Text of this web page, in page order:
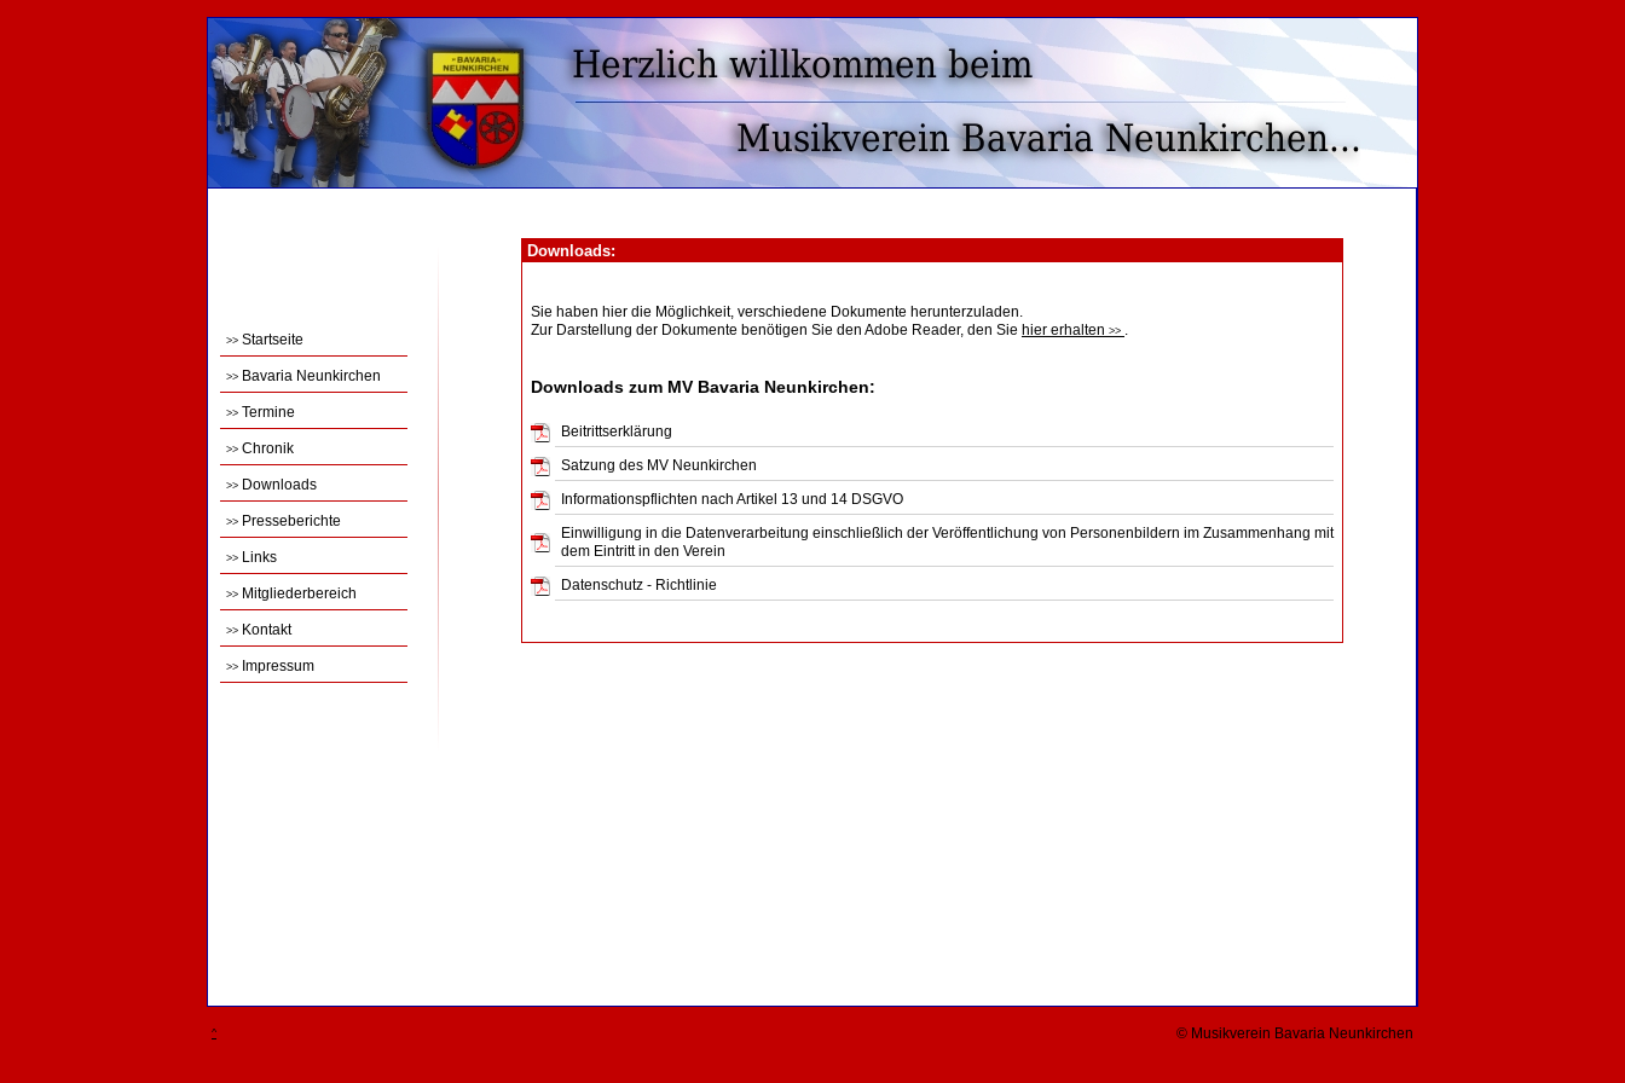
>> Startseite
>> Bavaria Neunkirchen
>> Termine
>> Chronik
>> Downloads
>> Presseberichte
>> Links
>> Mitgliederbereich
>> Kontakt
>> Impressum
Downloads:
Sie haben hier die Möglichkeit, verschiedene Dokumente herunterzuladen.
Zur Darstellung der Dokumente benötigen Sie den Adobe Reader, den Sie hier erhalten >> .
Downloads zum MV Bavaria Neunkirchen:
Beitrittserklärung
Satzung des MV Neunkirchen
Informationspflichten nach Artikel 13 und 14 DSGVO
Einwilligung in die Datenverarbeitung einschließlich der Veröffentlichung von Personenbildern im Zusammenhang mit
dem Eintritt in den Verein
Datenschutz - Richtlinie
^ © Musikverein Bavaria Neunkirchen